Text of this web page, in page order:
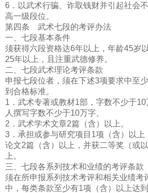
6．以武术行骗、诈取钱财并引起社会
高一级段位。
第四条 武术七段的考评办法
一、七段基本条件
须获得六段资格达6年以上，年龄45岁
25年以上，且注重武德修养。
二、七段武术理论考评条款
申报七段位者，须在下述3项要求中至
到合格标准。
1．武术专著或教材1部，字数不少于
人撰写字数不少于10万字。
2．武术学术文章2篇（含）以上。
3．承担或参与研究项目1项（含）以上
论文2篇（含）以上，并获二等奖（或
上。
三、七段各系列技术和业绩的考评条款
须在所申报系列技术考评和相关业绩考
中，每类条款至少有1项（含）以上达